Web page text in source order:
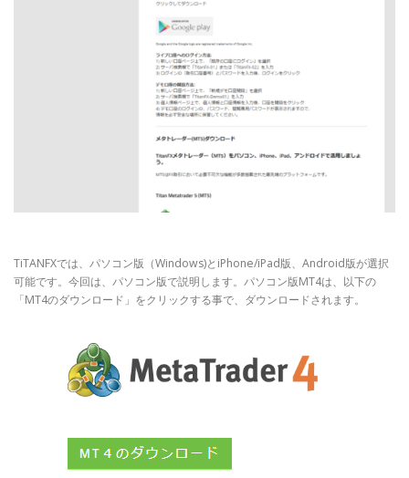
TiTANFXでは、パソコン版（Windows)とiPhone/iPad版、Android版が選択
可能です。今回は、パソコン版で説明します。パソコン版MT4は、以下の
「MT4のダウンロード」をクリックする事で、ダウンロードされます。